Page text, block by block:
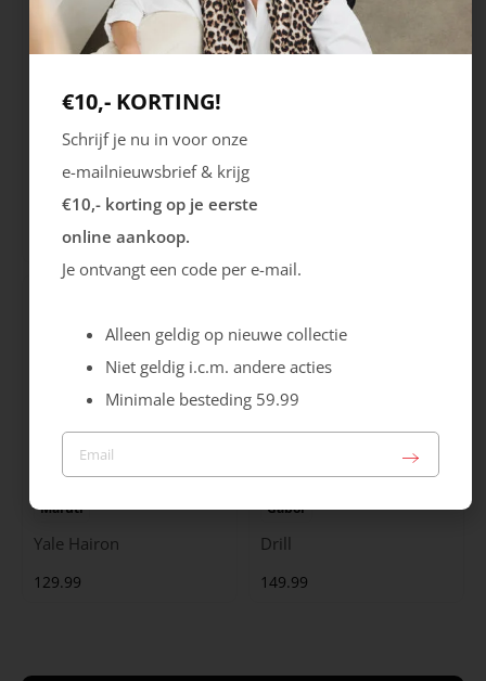
Rieker
Cristallino
99.99
Maruti
Yale Hairon
129.99
Gabor
Drill
149.99
€10,- KORTING!
Schrijf je nu in voor onze
e-mailnieuwsbrief & krijg
€10,- korting op je eerste
online aankoop.
Je ontvangt een code per e-mail.
Alleen geldig op nieuwe collectie
Niet geldig i.c.m. andere acties
Minimale besteding 59.99